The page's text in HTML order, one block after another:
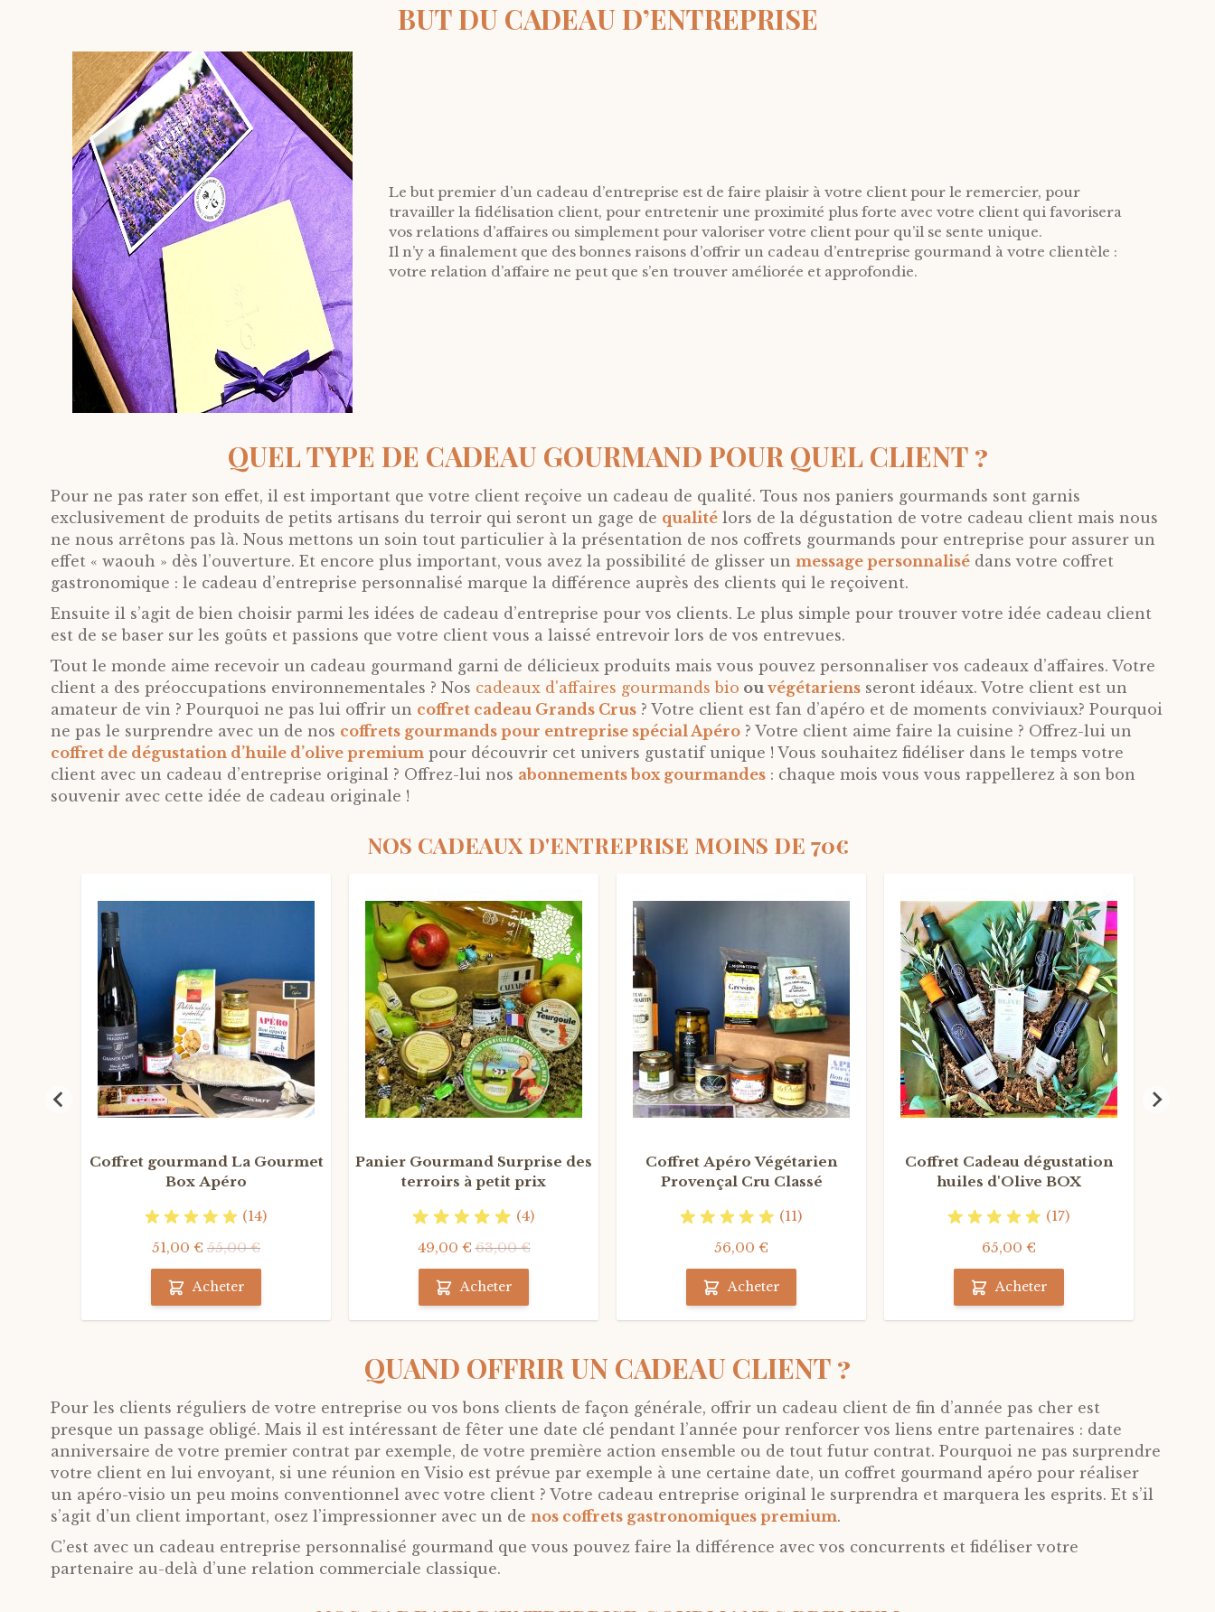
BUT DU CADEAU D’ENTREPRISE
Le but premier d’un cadeau d’entreprise est de faire plaisir à votre client pour le remercier, pour
travailler la fidélisation client, pour entretenir une proximité plus forte avec votre client qui favorisera
vos relations d’affaires ou simplement pour valoriser votre client pour qu’il se sente unique.
Il n’y a finalement que des bonnes raisons d’offrir un cadeau d’entreprise gourmand à votre clientèle :
votre relation d’affaire ne peut que s’en trouver améliorée et approfondie.
QUEL TYPE DE CADEAU GOURMAND POUR QUEL CLIENT ?
Pour ne pas rater son effet, il est important que votre client reçoive un cadeau de qualité. Tous nos paniers gourmands sont garnis
exclusivement de produits de petits artisans du terroir qui seront un gage de qualité lors de la dégustation de votre cadeau client mais nous
ne nous arrêtons pas là. Nous mettons un soin tout particulier à la présentation de nos coffrets gourmands pour entreprise pour assurer un
effet « waouh » dès l’ouverture. Et encore plus important, vous avez la possibilité de glisser un message personnalisé dans votre coffret
gastronomique : le cadeau d’entreprise personnalisé marque la différence auprès des clients qui le reçoivent.
Ensuite il s’agit de bien choisir parmi les idées de cadeau d’entreprise pour vos clients. Le plus simple pour trouver votre idée cadeau client
est de se baser sur les goûts et passions que votre client vous a laissé entrevoir lors de vos entrevues.
Tout le monde aime recevoir un cadeau gourmand garni de délicieux produits mais vous pouvez personnaliser vos cadeaux d’affaires. Votre
client a des préoccupations environnementales ? Nos cadeaux d'affaires gourmands bio ou végétariens seront idéaux. Votre client est un
amateur de vin ? Pourquoi ne pas lui offrir un coffret cadeau Grands Crus ? Votre client est fan d’apéro et de moments conviviaux? Pourquoi
ne pas le surprendre avec un de nos coffrets gourmands pour entreprise spécial Apéro ? Votre client aime faire la cuisine ? Offrez-lui un
coffret de dégustation d’huile d’olive premium pour découvrir cet univers gustatif unique ! Vous souhaitez fidéliser dans le temps votre
client avec un cadeau d’entreprise original ? Offrez-lui nos abonnements box gourmandes : chaque mois vous vous rappellerez à son bon
souvenir avec cette idée de cadeau originale !
NOS CADEAUX D'ENTREPRISE MOINS DE 70€
APERO
Coffret gourmand La Gourmet
Box Apéro
(14)
51,00 € 55,00 €
Acheter
P
R
OM
O
!
Panier Gourmand Surprise des
terroirs à petit prix
(4)
49,00 € 63,00 €
Acheter
PROVENCE
Coffret Apéro Végétarien
Provençal Cru Classé
(11)
56,00 €
Acheter
H
U
I
L
E
D
'
O
L
I
V
E
Coffret Cadeau dégustation
huiles d'Olive BOX
(17)
65,00 €
Acheter
QUAND OFFRIR UN CADEAU CLIENT ?
Pour les clients réguliers de votre entreprise ou vos bons clients de façon générale, offrir un cadeau client de fin d’année pas cher est
presque un passage obligé. Mais il est intéressant de fêter une date clé pendant l’année pour renforcer vos liens entre partenaires : date
anniversaire de votre premier contrat par exemple, de votre première action ensemble ou de tout futur contrat. Pourquoi ne pas surprendre
votre client en lui envoyant, si une réunion en Visio est prévue par exemple à une certaine date, un coffret gourmand apéro pour réaliser
un apéro-visio un peu moins conventionnel avec votre client ? Votre cadeau entreprise original le surprendra et marquera les esprits. Et s’il
s’agit d’un client important, osez l’impressionner avec un de nos coffrets gastronomiques premium.
C’est avec un cadeau entreprise personnalisé gourmand que vous pouvez faire la différence avec vos concurrents et fidéliser votre
partenaire au-delà d’une relation commerciale classique.